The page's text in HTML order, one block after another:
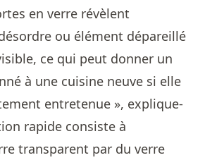
en verre révèlent
ou élément dépareillé
ce qui peut donner un
à une cuisine neuve si elle
entretenue », explique-
rapide consiste à
transparent par du verre